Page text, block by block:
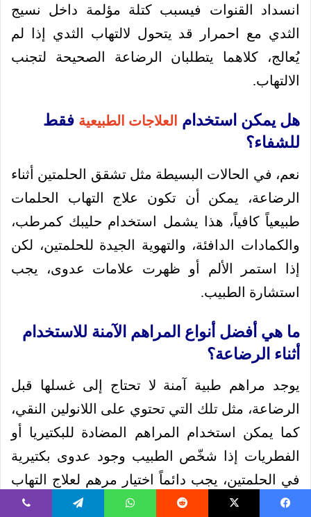
انسداد القنوات فيسبب كتلة مؤلمة داخل نسيج
الثدي مع احمرار قد يتحول لالتهاب الثدي إذا لم
يُعالج، كلاهما يتطلبان الرضاعة الصحيحة لتجنب
الالتهاب.
هل يمكن استخدام العلاجات الطبيعية فقط
للشفاء؟
نعم، في الحالات البسيطة مثل تشقق الحلمتين أثناء
الرضاعة، يمكن أن تكون علاج التهاب الحلمات
طبيعياً كافياً، هذا يشمل استخدام حليبك كمرطب،
والكمادات الدافئة، والتهوية الجيدة للحلمتين، لكن
إذا استمر الألم أو ظهرت علامات عدوى، يجب
استشارة الطبيب.
ما هي أفضل أنواع المراهم الآمنة للاستخدام
أثناء الرضاعة؟
يوجد مراهم طبية آمنة لا تحتاج إلى غسلها قبل
الرضاعة، مثل تلك التي تحتوي على اللانولين النقي،
كما يمكن استخدام المراهم المضادة للبكتيريا أو
الفطريات إذا شخّص الطبيب وجود عدوى بكتيرية
في الحلمتين، يجب دائماً اختيار مرهم لعلاج التهاب
الحلمتين بوصفة أو استشارة طبية.